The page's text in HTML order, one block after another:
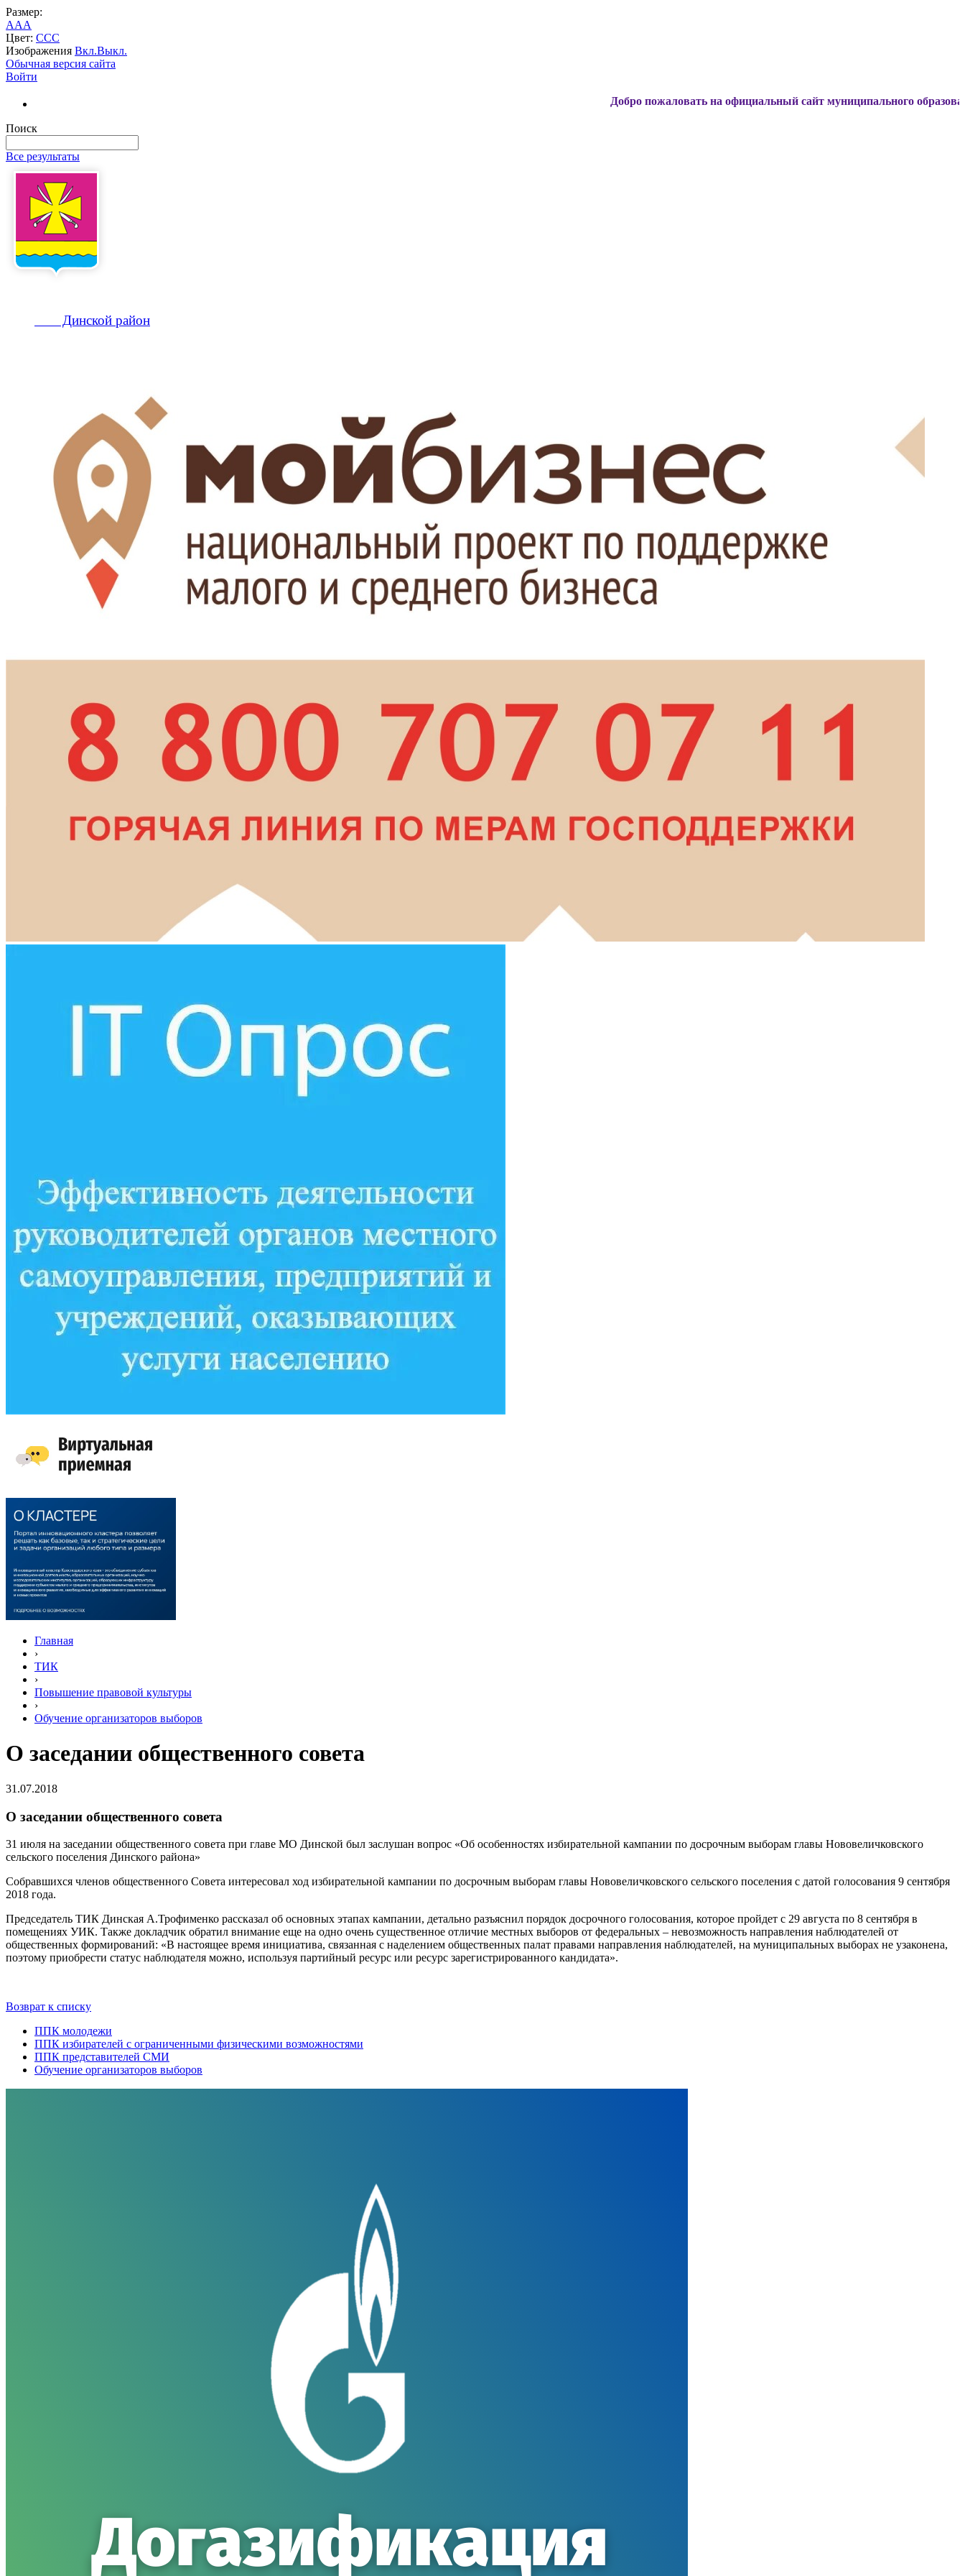
Размер:
AAA
Цвет: CCC
Изображения Вкл.Выкл.
Обычная версия сайта
Войти
Добро пожаловать на официальный сайт муниципального образования Динской
Поиск
Все результаты
Динской район
Главная
›
ТИК
›
Повышение правовой культуры
›
Обучение организаторов выборов
О заседании общественного совета
31.07.2018
О заседании общественного совета
31 июля на заседании общественного совета при главе МО Динской был заслушан вопрос «Об особенностях избирательной кампании по досрочным выборам главы Нововеличковского
сельского поселения Динского района»
Собравшихся членов общественного Совета интересовал ход избирательной кампании по досрочным выборам главы Нововеличковского сельского поселения с датой голосования 9 сентября
2018 года.
Председатель ТИК Динская А.Трофименко рассказал об основных этапах кампании, детально разъяснил порядок досрочного голосования, которое пройдет с 29 августа по 8 сентября в
помещениях УИК. Также докладчик обратил внимание еще на одно очень существенное отличие местных выборов от федеральных – невозможность направления наблюдателей от
общественных формирований: «В настоящее время инициатива, связанная с наделением общественных палат правами направления наблюдателей, на муниципальных выборах не узаконена,
поэтому приобрести статус наблюдателя можно, используя партийный ресурс или ресурс зарегистрированного кандидата».
Возврат к списку
ППК молодежи
ППК избирателей с ограниченными физическими возможностями
ППК представителей СМИ
Обучение организаторов выборов